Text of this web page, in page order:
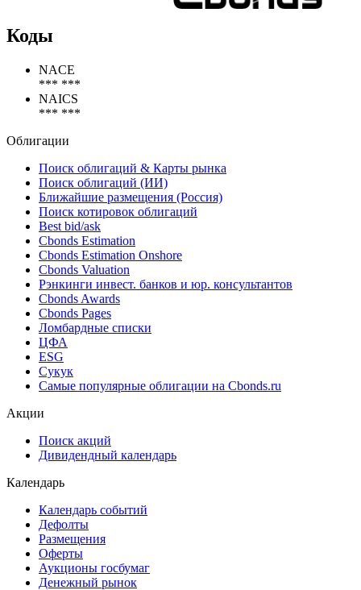
Коды
NACE
*** ***
NAICS
*** ***
Облигации
Поиск облигаций & Карты рынка
Поиск облигаций (ИИ)
Ближайшие размещения (Россия)
Поиск котировок облигаций
Best bid/ask
Cbonds Estimation
Cbonds Estimation Onshore
Cbonds Valuation
Рэнкинги инвест. банков и юр. консультантов
Cbonds Awards
Cbonds Pages
Ломбардные списки
ЦФА
ESG
Сукук
Самые популярные облигации на Cbonds.ru
Акции
Поиск акций
Дивидендный календарь
Календарь
Календарь событий
Дефолты
Размещения
Оферты
Аукционы госбумаг
Денежный рынок